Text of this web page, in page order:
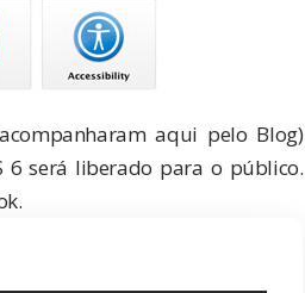
aqui pelo Blog)
6 será liberado para o público.